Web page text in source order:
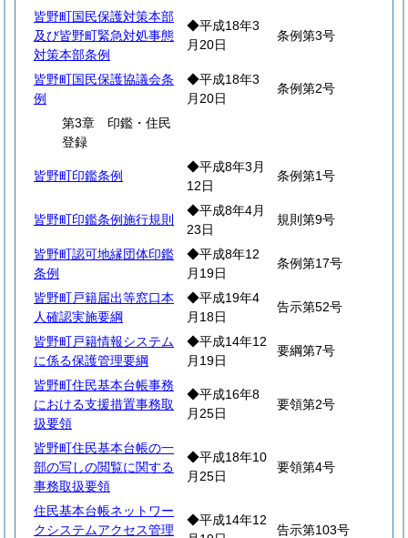
皆野町国民保護対策本部
及び皆野町緊急対処事態
対策本部条例
◆平成18年3
月20日
条例第3号
皆野町国民保護協議会条
例
◆平成18年3
月20日
条例第2号
第3章 印鑑・住民
登録
皆野町印鑑条例
◆平成8年3月
12日
条例第1号
皆野町印鑑条例施行規則
◆平成8年4月
23日
規則第9号
皆野町認可地縁団体印鑑
条例
◆平成8年12
月19日
条例第17号
皆野町戸籍届出等窓口本
人確認実施要綱
◆平成19年4
月18日
告示第52号
皆野町戸籍情報システム
に係る保護管理要綱
◆平成14年12
月19日
要綱第7号
皆野町住民基本台帳事務
における支援措置事務取
扱要領
◆平成16年8
月25日
要領第2号
皆野町住民基本台帳の一
部の写しの閲覧に関する
事務取扱要領
◆平成18年10
月25日
要領第4号
住民基本台帳ネットワー
クシステムアクセス管理
◆平成14年12
告示第103号